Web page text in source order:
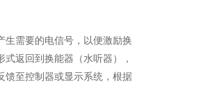
需要的电信号，以便激励换
返回到换能器（水听器），
馈至控制器或显示系统，根据